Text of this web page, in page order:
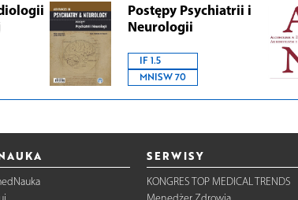
Postępy Psychiatrii i
Neurologii
IF 1.5
MNISW 70
SERWISY
KONGRES TOP MEDICAL TRENDS